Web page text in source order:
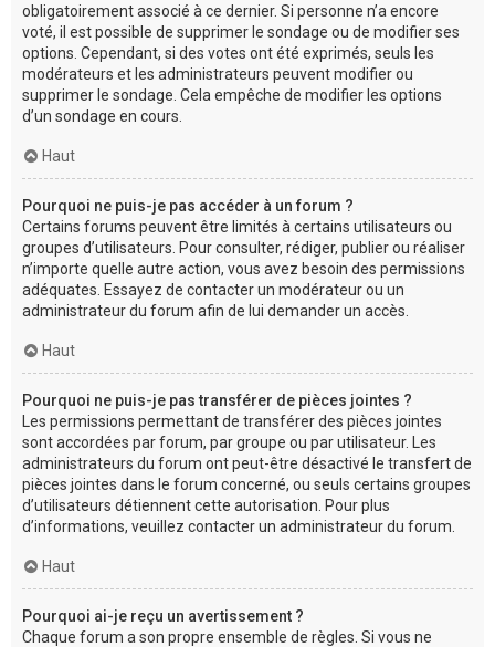
obligatoirement associé à ce dernier. Si personne n’a encore
voté, il est possible de supprimer le sondage ou de modifier ses
options. Cependant, si des votes ont été exprimés, seuls les
modérateurs et les administrateurs peuvent modifier ou
supprimer le sondage. Cela empêche de modifier les options
d’un sondage en cours.
Haut
Pourquoi ne puis-je pas accéder à un forum ?
Certains forums peuvent être limités à certains utilisateurs ou
groupes d’utilisateurs. Pour consulter, rédiger, publier ou réaliser
n’importe quelle autre action, vous avez besoin des permissions
adéquates. Essayez de contacter un modérateur ou un
administrateur du forum afin de lui demander un accès.
Haut
Pourquoi ne puis-je pas transférer de pièces jointes ?
Les permissions permettant de transférer des pièces jointes
sont accordées par forum, par groupe ou par utilisateur. Les
administrateurs du forum ont peut-être désactivé le transfert de
pièces jointes dans le forum concerné, ou seuls certains groupes
d’utilisateurs détiennent cette autorisation. Pour plus
d’informations, veuillez contacter un administrateur du forum.
Haut
Pourquoi ai-je reçu un avertissement ?
Chaque forum a son propre ensemble de règles. Si vous ne